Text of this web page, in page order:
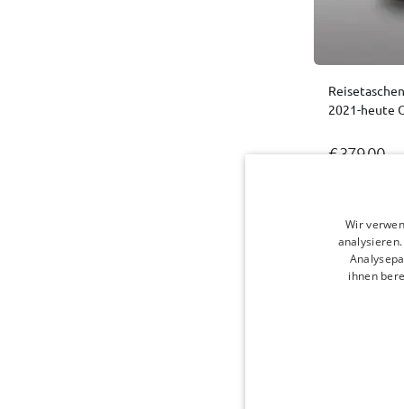
2021-heute
€ 379,00
Wir
ihnen